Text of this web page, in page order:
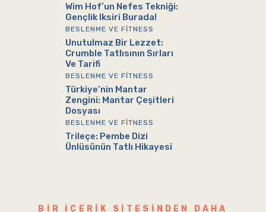
Wim Hof’un Nefes Tekniği:
Gençlik Iksiri Burada!
BESLENME VE FITNESS
Unutulmaz Bir Lezzet:
Crumble Tatlısının Sırları
Ve Tarifi
BESLENME VE FITNESS
Türkiye’nin Mantar
Zengini: Mantar Çeşitleri
Dosyası
BESLENME VE FITNESS
Trileçe: Pembe Dizi
Ünlüsünün Tatlı Hikayesi
BIR IÇERIK SITESINDEN DAHA